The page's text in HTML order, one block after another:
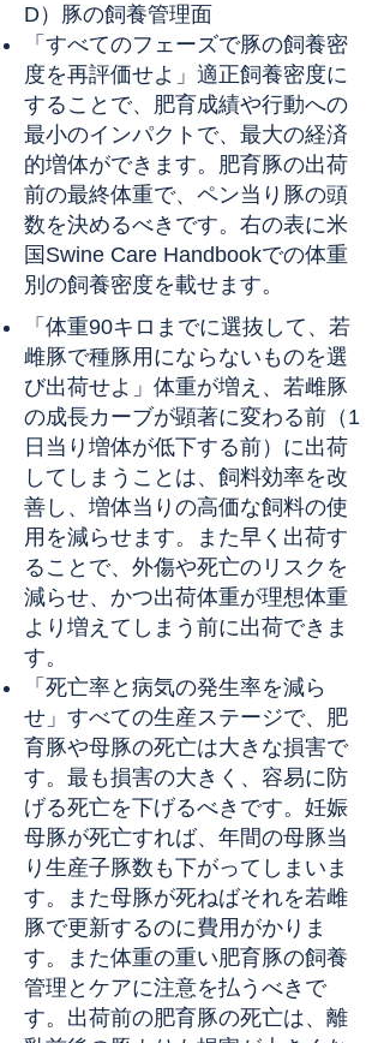
D）豚の飼養管理面
「すべてのフェーズで豚の飼養密
度を再評価せよ」適正飼養密度に
することで、肥育成績や行動への
最小のインパクトで、最大の経済
的増体ができます。肥育豚の出荷
前の最終体重で、ペン当り豚の頭
数を決めるべきです。右の表に米
国Swine Care Handbookでの体重
別の飼養密度を載せます。
「体重90キロまでに選抜して、若
雌豚で種豚用にならないものを選
び出荷せよ」体重が増え、若雌豚
の成長カーブが顕著に変わる前（1
日当り増体が低下する前）に出荷
してしまうことは、飼料効率を改
善し、増体当りの高価な飼料の使
用を減らせます。また早く出荷す
ることで、外傷や死亡のリスクを
減らせ、かつ出荷体重が理想体重
より増えてしまう前に出荷できま
す。
「死亡率と病気の発生率を減ら
せ」すべての生産ステージで、肥
育豚や母豚の死亡は大きな損害で
す。最も損害の大きく、容易に防
げる死亡を下げるべきです。妊娠
母豚が死亡すれば、年間の母豚当
り生産子豚数も下がってしまいま
す。また母豚が死ねばそれを若雌
豚で更新するのに費用がかりま
す。また体重の重い肥育豚の飼養
管理とケアに注意を払うべきで
す。出荷前の肥育豚の死亡は、離